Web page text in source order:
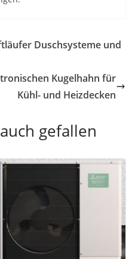
Duschsysteme und
Kugelhahn für
Kühl- und Heizdecken
gefallen